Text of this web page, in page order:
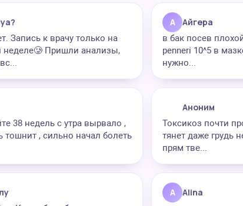
Запись к врачу только на
неделе🥲 Пришли анализы,
А Айгера
в бак посев
penneri 10^5 в
нужно...
38 недель с утра вырвало ,
тошнит , сильно начал болеть
Аноним
Токсикоз почти
тянет даже грудь
прям тве...
A Alina